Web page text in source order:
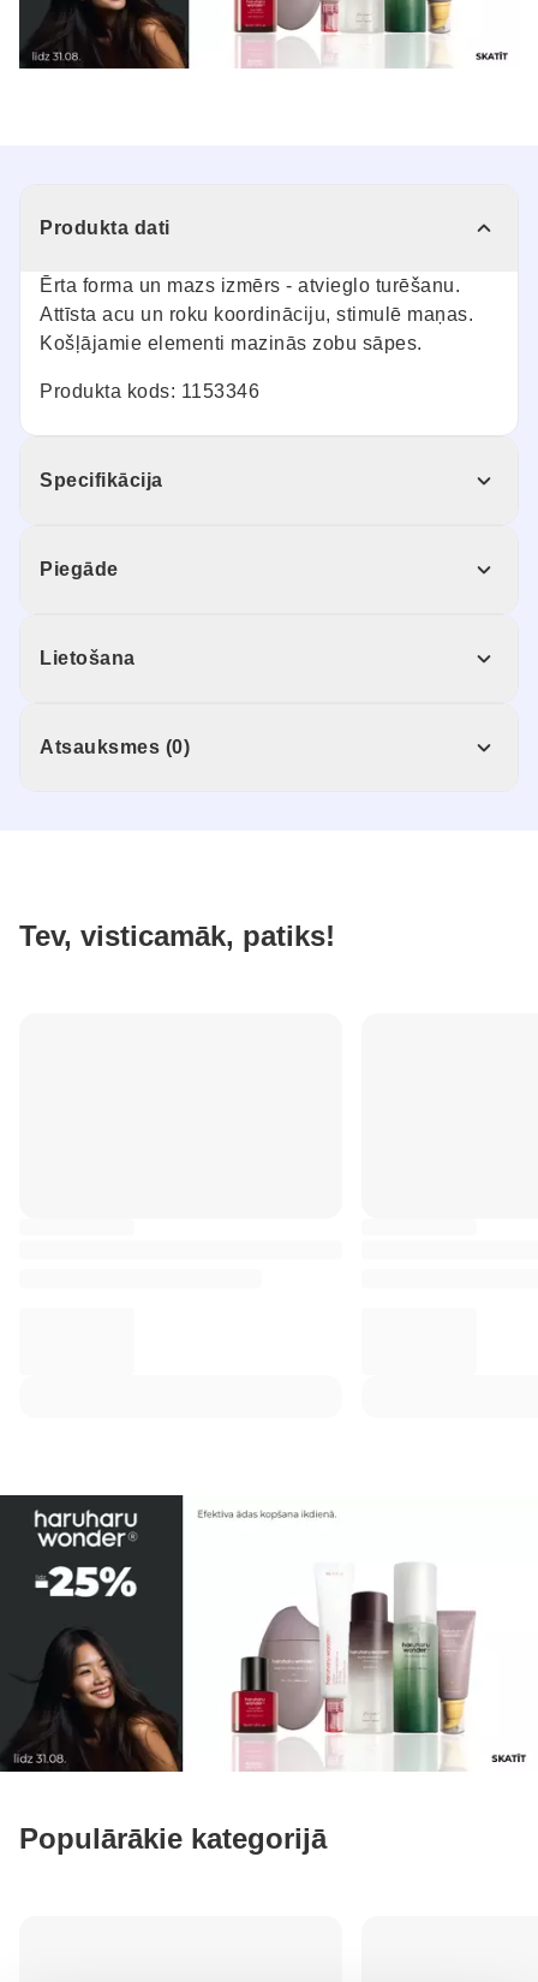
Produkta dati
Ērta forma un mazs izmērs - atvieglo turēšanu.
Attīsta acu un roku koordināciju, stimulē maņas.
Košļājamie elementi mazinās zobu sāpes.
Produkta kods: 1153346
Specifikācija
Piegāde
Lietošana
Atsauksmes (0)
Tev, visticamāk, patiks!
Populārākie kategorijā